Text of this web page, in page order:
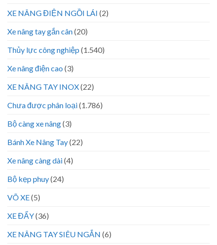
XE NÂNG ĐIỆN NGỒI LÁI (2)
Xe nâng tay gắn cân(20)
Thủy lực công nghiệp (1.540)
Xe nâng điện cao (3)
XE NÂNG TAY INOX(22)
Chưa được phân loại(1.786)
Bộ càng xe nâng(3)
Bánh Xe Nâng Tay(22)
Xe nâng càng dài(4)
Bộ kẹp phuy(24)
VÕ XE(5)
XE ĐẨY(36)
XE NÂNG TAY SIÊU NGẮN (6)